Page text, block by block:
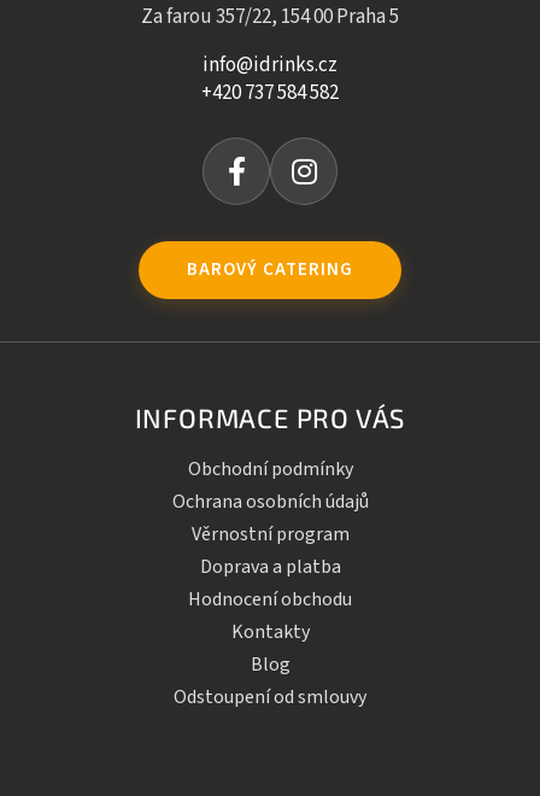
Za farou 357/22, 154 00 Praha 5
info@idrinks.cz
+420 737 584 582
BAROVÝ CATERING
INFORMACE PRO VÁS
Obchodní podmínky
Ochrana osobních údajů
Věrnostní program
Doprava a platba
Hodnocení obchodu
Kontakty
Blog
Odstoupení od smlouvy